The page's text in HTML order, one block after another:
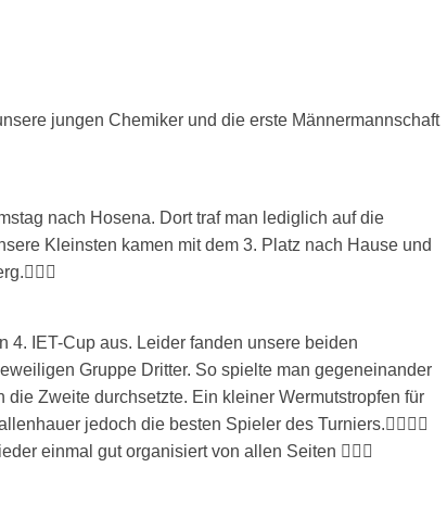
jungen Chemiker und die erste Männermannschaft
nach Hosena. Dort traf man lediglich auf die
Kleinsten kamen mit dem 3. Platz nach Hause und
4. IET-Cup aus. Leider fanden unsere beiden
Gruppe Dritter. So spielte man gegeneinander
Zweite durchsetzte. Ein kleiner Wermutstropfen für
jedoch die besten Spieler des Turniers.👍🏻👍🏻
einmal gut organisiert von allen Seiten 👍🏻💚